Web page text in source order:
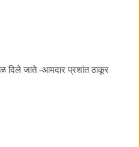
दिले जाते -आमदार प्रशांत ठाकूर